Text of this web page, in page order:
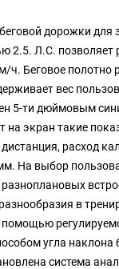
дорожки для
2.5. Л.С. позволяет
ч. Беговое полотно
вес
5-ти дюймовым
на экран такие
расход
На выбор
разноплановых
в
угла наклона
система